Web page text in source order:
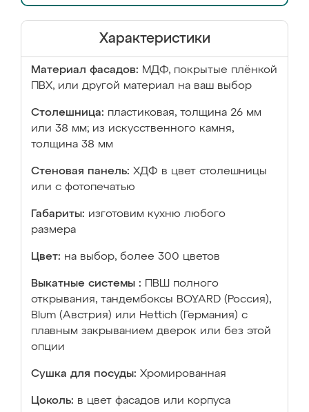
Характеристики
Материал фасадов: МДФ, покрытые плёнкой
ПВХ, или другой материал на ваш выбор
Столешница: пластиковая, толщина 26 мм
или 38 мм; из искусственного камня,
толщина 38 мм
Стеновая панель: ХДФ в цвет столешницы
или с фотопечатью
Габариты: изготовим кухню любого
размера
Цвет: на выбор, более 300 цветов
Выкатные системы :
ПВШ полного
открывания, тандембоксы BOYARD (Россия),
Blum (Австрия) или Hettich (Германия) с
плавным закрыванием дверок или без этой
опции
Сушка для посуды: Хромированная
Цоколь: в цвет фасадов или корпуса